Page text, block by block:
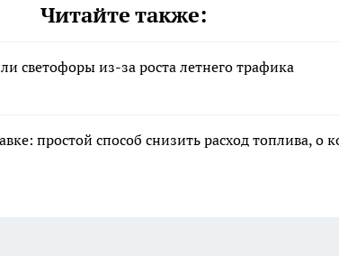
Читайте также:
светофоры из-за роста летнего трафика
простой способ снизить расход топлива, о